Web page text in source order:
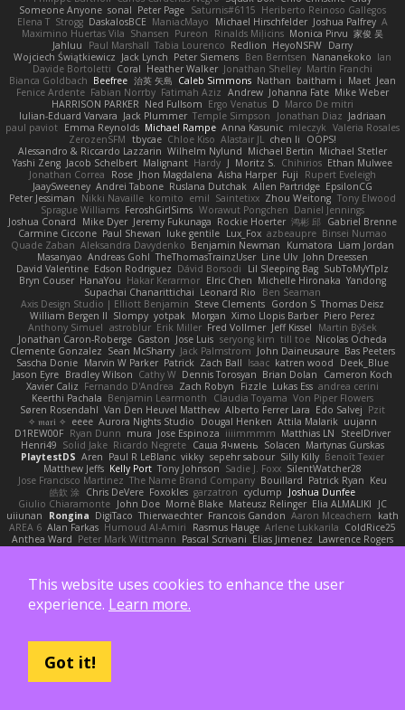
Someone Anyone sonal Peter Page Saturnis#6115 Heriberto Reinoso Gallegos
Elena T Strogg DaskalosBCE ManiacMayo Michael Hirschfelder Joshua Palfrey A
Maximino Huertas Vila Shansen Pureon Rinalds Miļicins Monica Pirvu 家俊 吴
Jahluu
Paul Marshall Tabia Lourenco Redlion HeyoNSFW Darry
Wojciech Świątkiewicz Jack Lynch Peter Siemens Ben Berntsen Nananekoko Ian
Davide Bortoletti Coral Heather Walker Jonathan Shelley Martín Franchi
Bianca Goldbach Beefree 治英 矢島 Caleb Simmons Nathan baitham i Maet Jean
Fenice Ardente Fabian Norrby Fatimah Aziz Andrew Johanna Fate Mike Weber
HARRISON PARKER Ned Fullsom Ergo Venatus D Marco De mitri
Iulian-Eduard Varvara Jack Plummer Temple Simpson Jonathan Diaz Jadriaan
paul paviot Emma Reynolds Michael Rampe Anna Kasunic mleczyk Valeria Rosales
ZerozenSFM tbycae Chloe Kiso Alastair JL chen li
OOPS!
Alessandro & Riccardo Lazzarin Wilhelm Nylund Michael Bertin Michael Stetler
Yashi Zeng Jacob Schelbert Malignant Hardy J Moritz S. Chihirios Ethan Mulwee
Jonathan Correa
Rose Jhon Magdalena Aisha Harper Fuji
Rupert Eveleigh
JaaySweeney Andrei Tabone Ruslana Dutchak Allen Partridge EpsilonCG
Peter Jessiman
Nikki Navaille komito emil Saintetixx Zhou Weitong Tony Elwood
Sprague Williams FeroshGirlSims Worawut Pongchen Daniel Jennings
Joshua Conard
Mike Dyer Jeremy Fukunaga Rockie Hoerter 鸿彬 邱 Gabriel Brenne
Carmine Ciccone Paul Shewan luke gentile Lux_Fox azbeaupre Binsei Numao
Quade Zaban Aleksandra Davydenko Benjamin Newman Kumatora Liam Jordan
Masanyao Andreas Gohl TheThomasTrainzUser Line Ulv John Dreessen
David Valentine Edson Rodriguez Dávid Borsodi Lil Sleeping Bag SubToMyYTplz
Bryn Couser HanaYou Hakar Kerarmor Elric Chen Michelle Hironaka Yandong
Supachai Chanarittichai Leonard Rio
Ben Seaman
Axis Design Studio | Elliott Benjamin Steve Clements Gordon S Thomas Deisz
William Bergen II Slompy yotpak Morgan Ximo Llopis Barber Piero Perez
Anthony Simuel astroblur Erik Miller Fred Vollmer Jeff Kissel
Martin Býšek
Jonathan Caron-Roberge Gaston Jose Luis seryong kim till toe Nicolas Ocheda
Clemente Gonzalez Sean McSharry Jack Palmstrom John Daineusaure Bas Peeters
Sascha Donie Marvin W Parker Patrick Zach Ball Isaac katren wood
Deek_Blue
Jason Eyre Bradley Wilson Cathy W Dennis Torosyan Brian Dolan
Cameron Koch
Xavier Caliz Fernando D'Andrea Zach Robyn Fizzle Lukas Ess andrea cerini
Keerthi Pachala Benjamin Learmonth Claudia Toyama Von Piper Flowers
Søren Rosendahl Van Den Heuvel Matthew Alberto Ferrer Lara Edo Salvej Pzit
✧ 𝔪𝔞𝔯𝔦 ✧ eeee Aurora Nights Studio Dougal Henken Attila Malarik uujann
D1REW00F Ryan Dunn mura Jose Espinoza iiiimmmm Matthias LN
SteelDriver
Henri49 Solid Jake Ricardo Negrete Саша Ячмень Solacen Martynas Gurskas
PlaytestDS Aren Paul R LeBlanc vikky sepehr sabour Silly Killy Benoît Texier
Matthew Jeffs Kelly Port Tony Johnson Sadie J. Foxx SilentWatcher28
Jose Francisco Martinez The Name Brand Company Bouillard Patrick Ryan Keu
皓欽 涂 Chris DeVere Foxokles garzatron cyclump
Joshua Dunfee
Giulio Chiaramonte John Doe Mornè Blake Mateusz Relinger Elia ALMALIKI
JC
uiiunan
Rongina DigiTaco Thierwaechter Francois Gandon Aaron Mceachern
kath
AREA 6 Alan Farkas Humoud Al-Amiri Rasmus Hauge Arlene Lukkarila ColdRice25
Anthea Ward Peter Mark Wittmann Pascal Scrivani Elias Jimenez Lawrence Rogers
Kurt Boyer Risk 📀 Andreea Cosma Dan Greenheck Annette Pew
Elsie Markus Löchte Anton Howell Alexander Adelmann
Spirit-Rush
Moritz Schmidtchen
Liam
Zero
Ben Gillespie yuijung seo Imagined Realms
Jesse Marku Allan Wright
Bernard Landgraf
DaDrood
Alexander Wilhelm
This website uses cookies to enhance the user
experience. Learn more.
Got it!